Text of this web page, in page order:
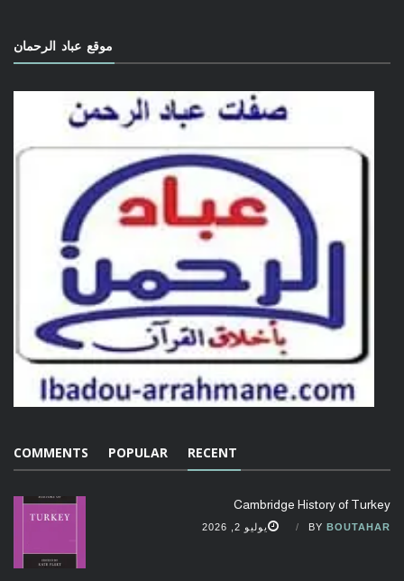
موقع عباد الرحمان
RECENT
POPULAR
COMMENTS
Cambridge History of Turkey
BY BOUTAHAR يوليو 2, 2026